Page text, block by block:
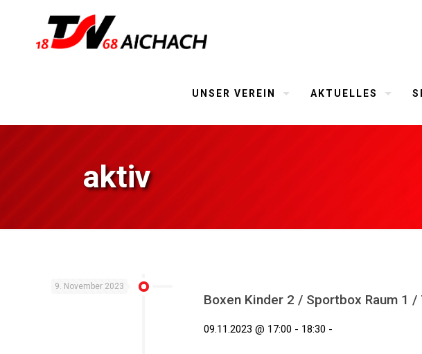
UNSER VEREIN AKTUELLES
aktiv
9. November 2023
Boxen Kinder 2 / Sportbox Raum 1
09.11.2023 @ 17:00 - 18:30 -